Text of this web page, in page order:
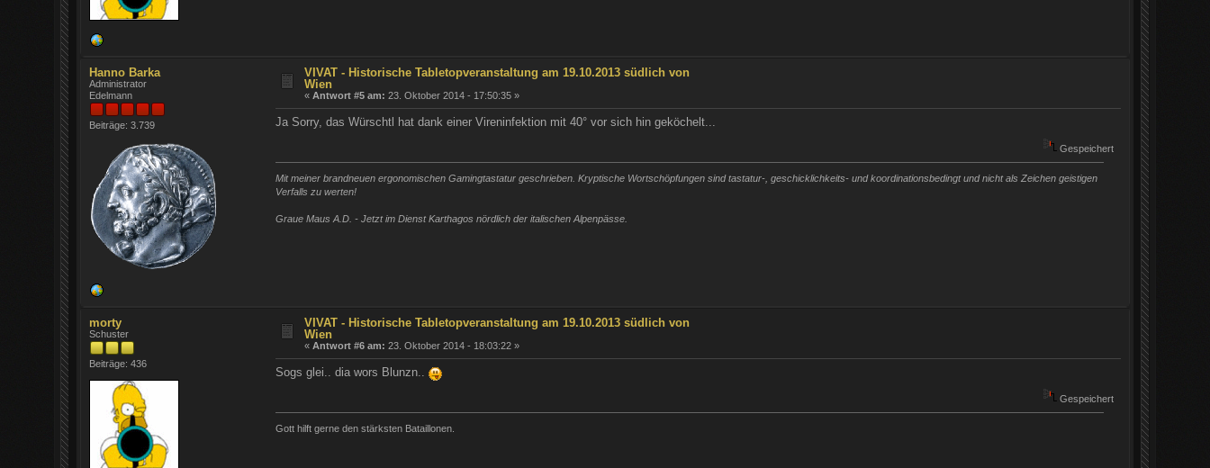
Hanno Barka
Administrator
Edelmann
Beiträge: 3.739
VIVAT - Historische Tabletopveranstaltung am 19.10.2013 südlich von
Wien
«Antwort #5 am: 23. Oktober 2014 - 17:50:35 »
Ja Sorry, das Würschtl hat dank einer Vireninfektion mit 40° vor sich hin geköchelt...
Gespeichert
Mit meiner brandneuen ergonomischen Gamingtastatur geschrieben. Kryptische Wortschöpfungen sind tastatur-, geschicklichkeits- und koordinationsbedingt und nicht als Zeichen geistigen
Verfalls zu werten!
Graue Maus A.D. - Jetzt im Dienst Karthagos nördlich der italischen Alpenpässe.
morty
Schuster
Beiträge: 436
VIVAT - Historische Tabletopveranstaltung am 19.10.2013 südlich von
Wien
«Antwort #6 am: 23. Oktober 2014 - 18:03:22 »
Sogs glei.. dia wors Blunzn..
Gespeichert
Gott hilft gerne den stärksten Bataillonen.